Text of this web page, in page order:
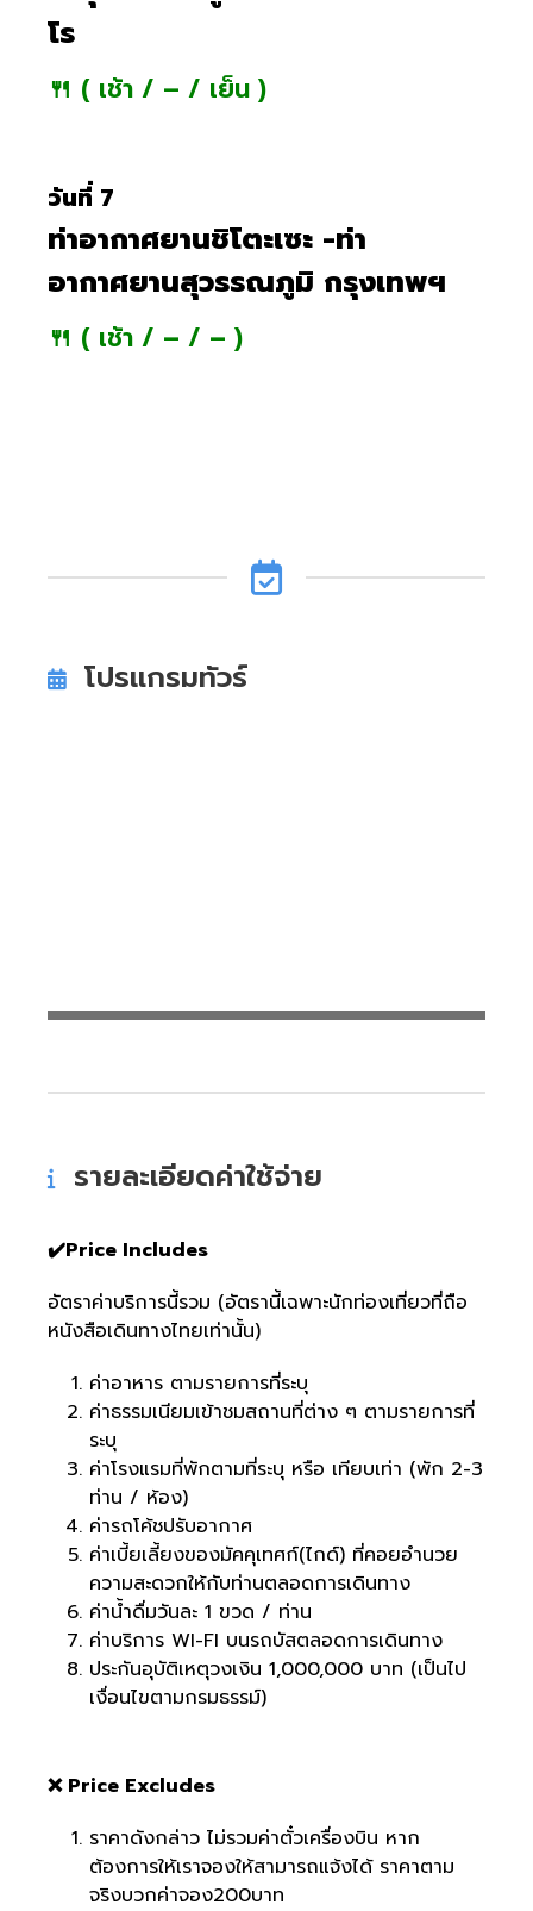
โร
🍴 ( เช้า / – / เย็น )
วันที่ 7
ท่าอากาศยานชิโตะเซะ -ท่า
อากาศยานสุวรรณภูมิ กรุงเทพฯ
🍴 ( เช้า / – / – )
โปรแกรมทัวร์
รายละเอียดค่าใช้จ่าย
✔️Price Includes
อัตราค่าบริการนี้รวม (อัตรานี้เฉพาะนักท่องเที่ยวที่ถือ
หนังสือเดินทางไทยเท่านั้น)
ค่าอาหาร ตามรายการที่ระบุ
ค่าธรรมเนียมเข้าชมสถานที่ต่าง ๆ ตามรายการที่
ระบุ
ค่าโรงแรมที่พักตามที่ระบุ หรือ เทียบเท่า (พัก 2-3
ท่าน / ห้อง)
ค่ารถโค้ชปรับอากาศ
ค่าเบี้ยเลี้ยงของมัคคุเทศก์(ไกด์) ที่คอยอำนวย
ความสะดวกให้กับท่านตลอดการเดินทาง
ค่าน้ำดื่มวันละ 1 ขวด / ท่าน
ค่าบริการ WI-FI บนรถบัสตลอดการเดินทาง
ประกันอุบัติเหตุวงเงิน 1,000,000 บาท (เป็นไป
เงื่อนไขตามกรมธรรม์)
❌ Price Excludes
ราคาดังกล่าว ไม่รวมค่าตั๋วเครื่องบิน หาก
ต้องการให้เราจองให้สามารถแจ้งได้ ราคาตาม
จริงบวกค่าจอง200บาท